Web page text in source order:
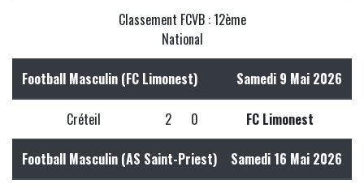
Classement FCVB : 12ème
National
Football Masculin (FC Limonest) Samedi 9 Mai 2026
Créteil 2 0 FC Limonest
Football Masculin (AS Saint-Priest) Samedi 16 Mai 2026